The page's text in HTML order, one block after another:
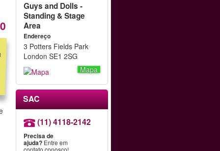
Guys and Dolls -
Standing & Stage
Area
Endereço
3 Potters Fields Park
London SE1 2SG
Mapa
SAC
(11) 4118-2142
Precisa de
ajuda?Entre em
contato conosco!